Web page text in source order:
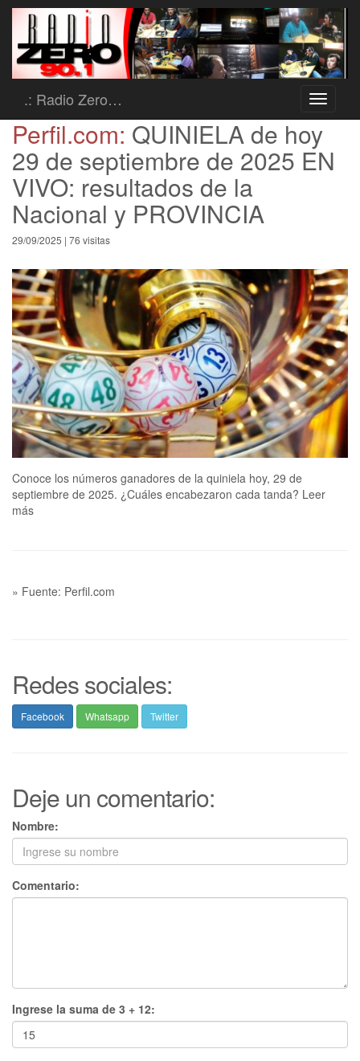
Toggle
.: Radio Zero…
Perfil.com: QUINIELA de hoy
29 de septiembre de 2025 EN
VIVO: resultados de la
Nacional y PROVINCIA
29/09/2025 | 76 visitas
Conoce los números ganadores de la quiniela hoy, 29 de
septiembre de 2025. ¿Cuáles encabezaron cada tanda? Leer
más
» Fuente: Perfil.com
Redes sociales:
Facebook Whatsapp Twitter
Deje un comentario:
Nombre:
Comentario:
Ingrese la suma de 3 + 12: